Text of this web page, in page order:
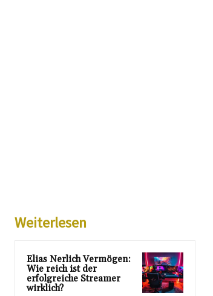
Weiterlesen
Elias Nerlich Vermögen:
Wie reich ist der
erfolgreiche Streamer
wirklich?